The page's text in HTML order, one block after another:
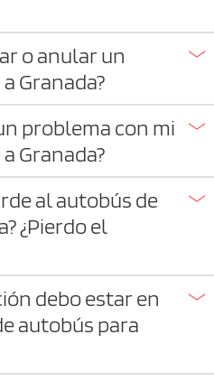
o anular un
Granada?
problema con mi
Granada?
al autobús de
¿Pierdo el
debo estar en
autobús para